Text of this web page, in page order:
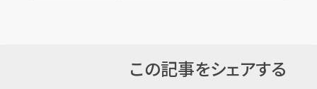
この記事をシェアする